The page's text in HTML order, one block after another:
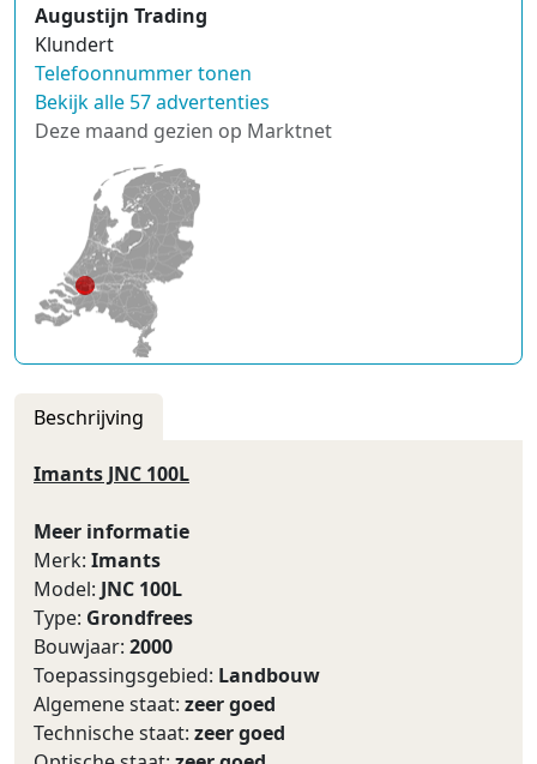
Augustijn Trading
Klundert
Telefoonnummer tonen
Bekijk alle 57 advertenties
Deze maand gezien op Marktnet
Beschrijving
Imants JNC 100L
Meer informatie
Merk: Imants
Model: JNC 100L
Type: Grondfrees
Bouwjaar: 2000
Toepassingsgebied: Landbouw
Algemene staat: zeer goed
Technische staat: zeer goed